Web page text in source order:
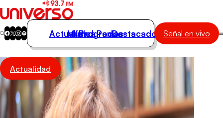
Actualidad
Música
Programas
Podcasts
Destacados
Actualidad
Música
Programas
Podcasts
Destacados Señal en vivo
Actualidad